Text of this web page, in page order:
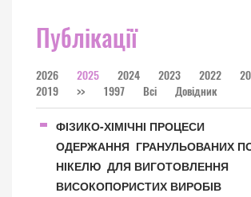
Публікації
2026 2025 2024 2023 2022
2019
>> 1997 Всі Довідник
ФІЗИКО-ХІМІЧНІ ПРОЦЕСИ
ОДЕРЖАННЯ ГРАНУЛЬОВАНИХ
НІКЕЛЮ ДЛЯ ВИГОТОВЛЕННЯ
ВИСОКОПОРИСТИХ ВИРОБІВ